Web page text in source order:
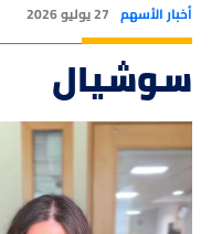
أخبار الأسهم 27 يوليو 2026
سوشيال